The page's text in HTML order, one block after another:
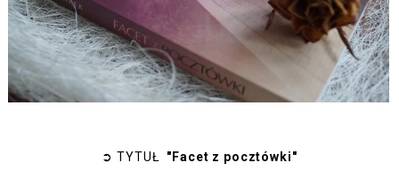
➲ TYTUŁ "Facet z pocztówki"